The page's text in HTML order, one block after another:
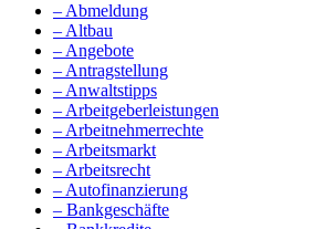
– Abmeldung
– Altbau
– Angebote
– Antragstellung
– Anwaltstipps
– Arbeitgeberleistungen
– Arbeitnehmerrechte
– Arbeitsmarkt
– Arbeitsrecht
– Autofinanzierung
– Bankgeschäfte